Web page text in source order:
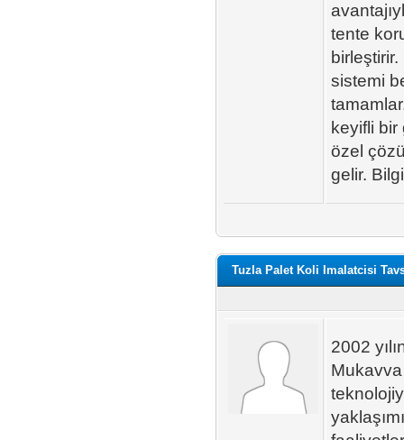
tente
sistemi
keyifli
özel
gelir.
Tuzla Palet Koli Imalatcisi
2002